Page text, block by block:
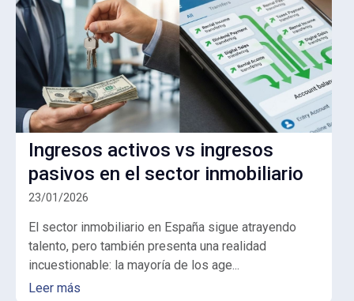
Ingresos activos vs ingresos
pasivos en el sector inmobiliario
23/01/2026
El sector inmobiliario en España sigue atrayendo
talento, pero también presenta una realidad
incuestionable: la mayoría de los age...
Leer más